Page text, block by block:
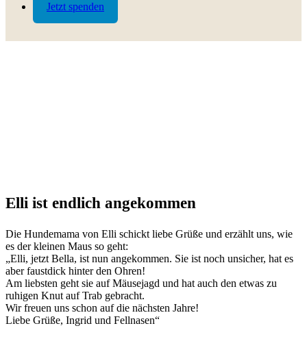
Jetzt spenden
Elli ist endlich angekommen
Die Hundemama von Elli schickt liebe Grüße und erzählt uns, wie
es der kleinen Maus so geht:
„Elli, jetzt Bella, ist nun angekommen. Sie ist noch unsicher, hat es
aber faustdick hinter den Ohren!
Am liebsten geht sie auf Mäusejagd und hat auch den etwas zu
ruhigen Knut auf Trab gebracht.
Wir freuen uns schon auf die nächsten Jahre!
Liebe Grüße, Ingrid und Fellnasen“